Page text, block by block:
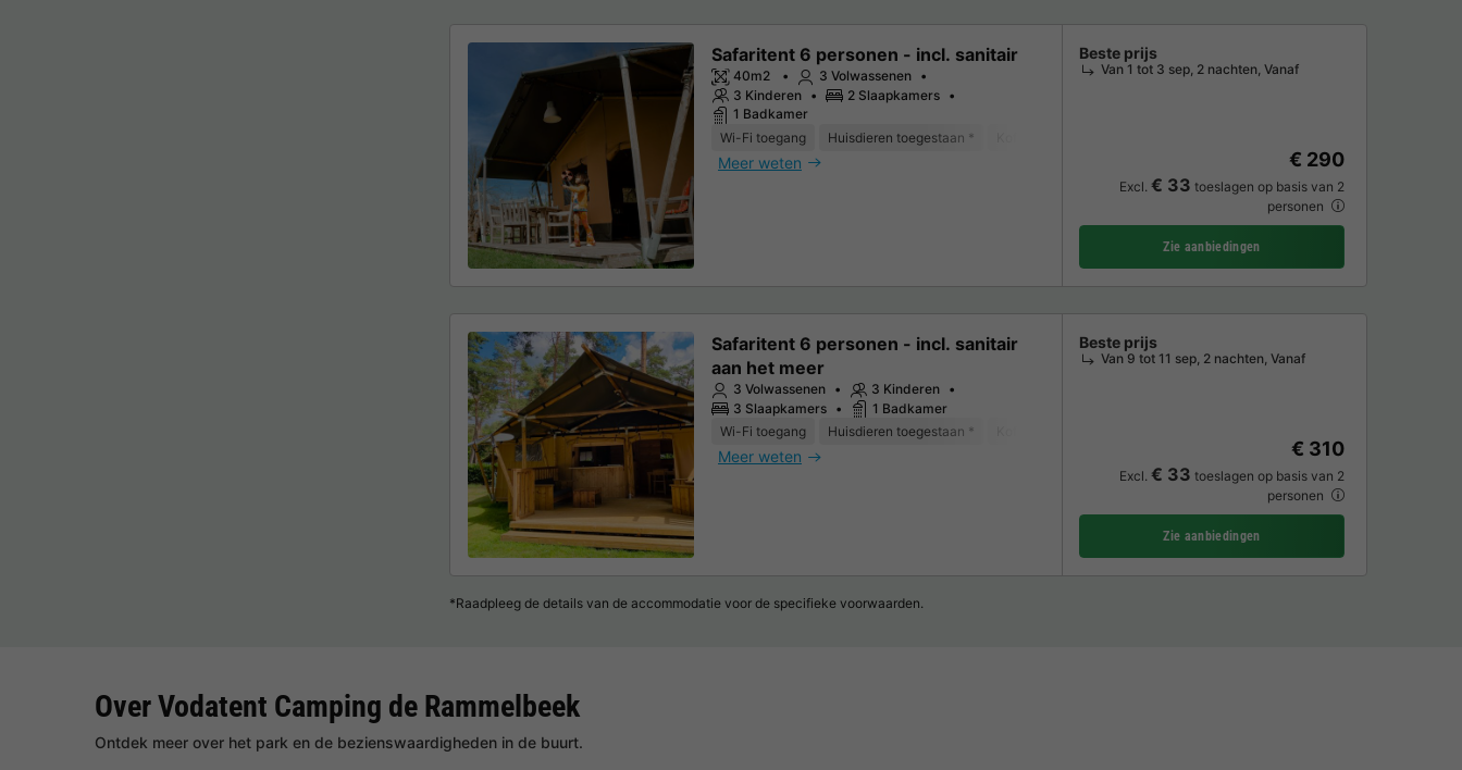
Safaritent 6 personen - incl. sanitair
40m2
3 Volwassenen
3 Kinderen
2 Slaapkamers
1 Badkamer
Wi-Fi toegang
Huisdieren toegestaan *
Meer weten
Beste prijs
Van 1 tot 3 sep, 2 nachten, Vanaf
€ 290
Excl. € 33 toeslagen op basis van 2
personen
Zie aanbiedingen
Safaritent 6 personen - incl. sanitair
aan het meer
3 Volwassenen
3 Kinderen
3 Slaapkamers
1 Badkamer
Wi-Fi toegang
Huisdieren toegestaan *
Meer weten
Beste prijs
Van 9 tot 11 sep, 2 nachten, Vanaf
€ 310
Excl. € 33 toeslagen op basis van 2
personen
Zie aanbiedingen
*Raadpleeg de details van de accommodatie voor de specifieke voorwaarden.
Over Vodatent Camping de Rammelbeek
Ontdek meer over het park en de bezienswaardigheden in de buurt.